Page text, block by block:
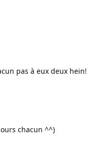
pas à eux deux hein!
chacun ^^)